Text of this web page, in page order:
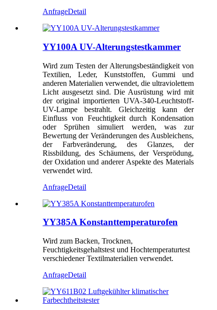
AnfrageDetail
YY100A UV-Alterungstestkammer
Wird zum Testen der Alterungsbeständigkeit von
Textilien, Leder, Kunststoffen, Gummi und
anderen Materialien verwendet, die ultraviolettem
Licht ausgesetzt sind. Die Ausrüstung wird mit
der original importierten UVA-340-Leuchtstoff-
UV-Lampe bestrahlt. Gleichzeitig kann der
Einfluss von Feuchtigkeit durch Kondensation
oder Sprühen simuliert werden, was zur
Bewertung der Veränderungen des Ausbleichens,
der Farbveränderung, des Glanzes, der
Rissbildung, des Schäumens, der Versprödung,
der Oxidation und anderer Aspekte des Materials
verwendet wird.
AnfrageDetail
YY385A Konstanttemperaturofen
Wird zum Backen, Trocknen,
Feuchtigkeitsgehaltstest und Hochtemperaturtest
verschiedener Textilmaterialien verwendet.
AnfrageDetail